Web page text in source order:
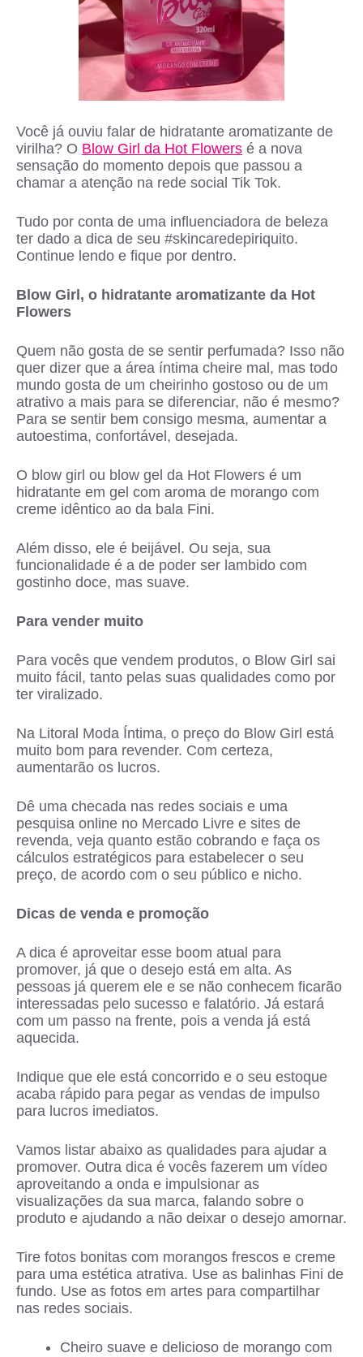
Você já ouviu falar de hidratante aromatizante de
virilha? O Blow Girl da Hot Flowers é a nova
sensação do momento depois que passou a
chamar a atenção na rede social Tik Tok.
Tudo por conta de uma influenciadora de beleza
ter dado a dica de seu #skincaredepiriquito.
Continue lendo e fique por dentro.
Blow Girl, o hidratante aromatizante da Hot
Flowers
Quem não gosta de se sentir perfumada? Isso não
quer dizer que a área íntima cheire mal, mas todo
mundo gosta de um cheirinho gostoso ou de um
atrativo a mais para se diferenciar, não é mesmo?
Para se sentir bem consigo mesma, aumentar a
autoestima, confortável, desejada.
O blow girl ou blow gel da Hot Flowers é um
hidratante em gel com aroma de morango com
creme idêntico ao da bala Fini.
Além disso, ele é beijável. Ou seja, sua
funcionalidade é a de poder ser lambido com
gostinho doce, mas suave.
Para vender muito
Para vocês que vendem produtos, o Blow Girl sai
muito fácil, tanto pelas suas qualidades como por
ter viralizado.
Na Litoral Moda Íntima, o preço do Blow Girl está
muito bom para revender. Com certeza,
aumentarão os lucros.
Dê uma checada nas redes sociais e uma
pesquisa online no Mercado Livre e sites de
revenda, veja quanto estão cobrando e faça os
cálculos estratégicos para estabelecer o seu
preço, de acordo com o seu público e nicho.
Dicas de venda e promoção
A dica é aproveitar esse boom atual para
promover, já que o desejo está em alta. As
pessoas já querem ele e se não conhecem ficarão
interessadas pelo sucesso e falatório. Já estará
com um passo na frente, pois a venda já está
aquecida.
Indique que ele está concorrido e o seu estoque
acaba rápido para pegar as vendas de impulso
para lucros imediatos.
Vamos listar abaixo as qualidades para ajudar a
promover. Outra dica é vocês fazerem um vídeo
aproveitando a onda e impulsionar as
visualizações da sua marca, falando sobre o
produto e ajudando a não deixar o desejo amornar.
Tire fotos bonitas com morangos frescos e creme
para uma estética atrativa. Use as balinhas Fini de
fundo. Use as fotos em artes para compartilhar
nas redes sociais.
Cheiro suave e delicioso de morango com